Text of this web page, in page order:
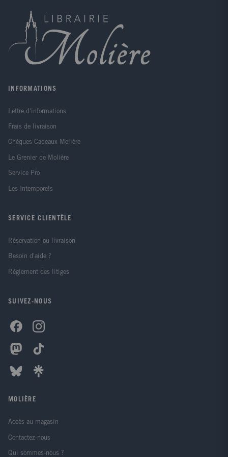
alors il est nécessaire que la socialisation soit une
activité de l'apprenant. Le projet de l'adulte doit
rencontrer celui de l'enfant et, en deçà, le susciter.
Un projet, c'est d'abord l'intention d'atteindre un
but, puis l'organisation qu'on se donne pour
l'atteindre. Dans le cas du jeune enfant, le but n'a
défini. Cependant (et c'est un fait capital, que nous
même mouvement de son développement personnel.
s'agit. Mais pour que ce projet soit bien le sien,
INFORMATIONS
Lettre d'informations
Frais de livraison
Chèques Cadeaux Molière
Le Grenier de Molière
Service Pro
Les Intemporels
SERVICE CLIENTÈLE
Réservation ou livraison
Besoin d'aide ?
Règlement des litiges
SUIVEZ-NOUS
MOLIÈRE
Accès au magasin
Contactez-nous
Qui sommes-nous ?